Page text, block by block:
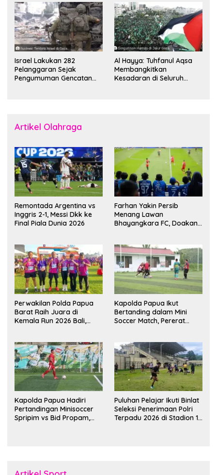
Sinwar
Israel Lakukan 282
Pelanggaran Sejak
Pengumuman Gencatan
Al Hayya: Tuhfanul Aqsa
Membangkitkan
Kesadaran di Seluruh
Artikel Olahraga
Remontada Argentina vs
Inggris 2-1, Messi Dkk ke
Final Piala Dunia 2026
Farhan Yakin Persib
Menang Lawan
Bhayangkara FC, Doakan
Perwakilan Polda Papua
Barat Raih Juara di
Kemala Run 2026 Bali,
Kapolda Papua Ikut
Bertanding dalam Mini
Soccer Match, Pererat
Kapolda Papua Hadiri
Pertandingan Minisoccer
Spripim vs Bid Propam,
Puluhan Pelajar Ikuti Binlat
Seleksi Penerimaan Polri
Terpadu 2026 di Stadion 16